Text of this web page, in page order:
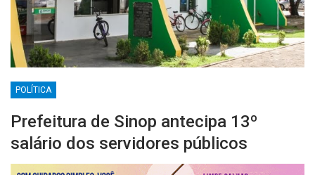
POLÍTICA
Prefeitura de Sinop antecipa 13º
salário dos servidores públicos